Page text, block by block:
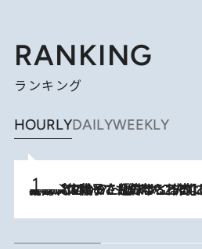
RANKING
ランキング
HOURLYDAILYWEEKLY
2026.8.5
【阿川佐和子さんの年とる力】なぜ70代で始めた趣味は“こんなに楽しい”のか？ ピアノ、俳句…スランプに陥っても続けられる“ある秘訣”とは